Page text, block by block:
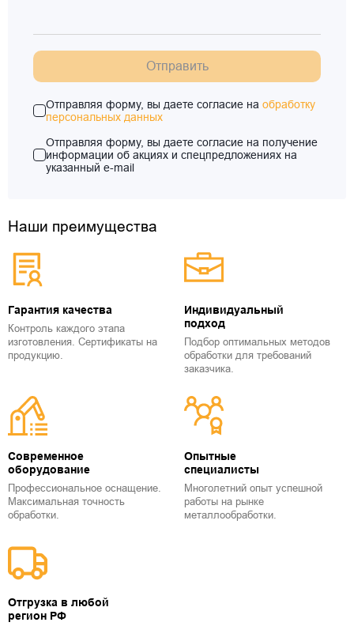
Отправить
Отправляя форму, вы даете согласие на обработку
персональных данных
Отправляя форму, вы даете согласие на получение
информации об акциях и спецпредложениях на
указанный e-mail
Наши преимущества
Гарантия качества
Контроль каждого этапа
изготовления. Сертификаты на
продукцию.
Индивидуальный
подход
Подбор оптимальных методов
обработки для требований
заказчика.
Современное
оборудование
Профессиональное оснащение.
Максимальная точность
обработки.
Опытные
специалисты
Многолетний опыт успешной
работы на рынке
металлообработки.
Отгрузка в любой
регион РФ